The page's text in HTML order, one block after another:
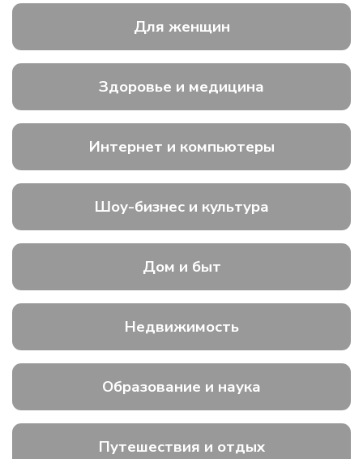
Для женщин
Здоровье и медицина
Интернет и компьютеры
Шоу-бизнес и культура
Дом и быт
Недвижимость
Образование и наука
Путешествия и отдых